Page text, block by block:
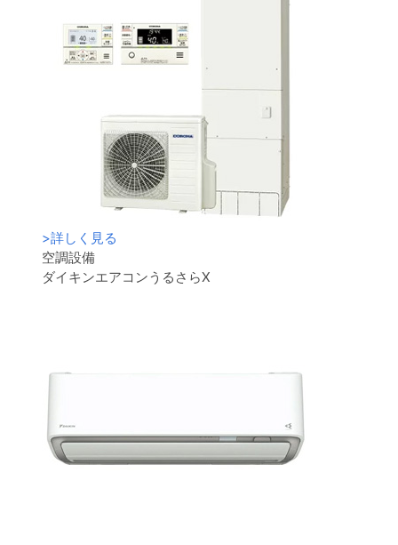
>詳しく見る
空調設備
ダイキンエアコンうるさらX